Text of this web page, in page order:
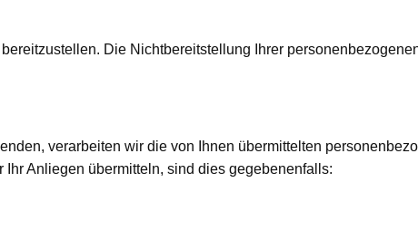
Die Nichtbereitstellung Ihrer
verarbeiten wir die von Ihnen übermittelten
Anliegen übermitteln, sind dies gegebenenfalls: